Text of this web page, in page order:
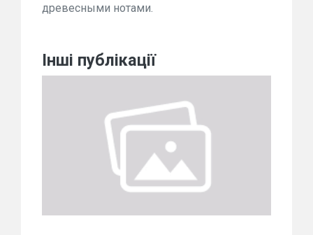
древесными нотами.
Інші публікації